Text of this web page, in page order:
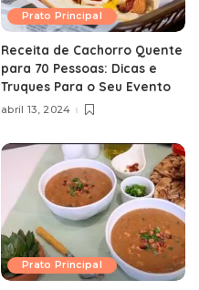
Prato Principal
Receita de Cachorro Quente
para 70 Pessoas: Dicas e
Truques Para o Seu Evento
abril 13, 2024
Prato Principal